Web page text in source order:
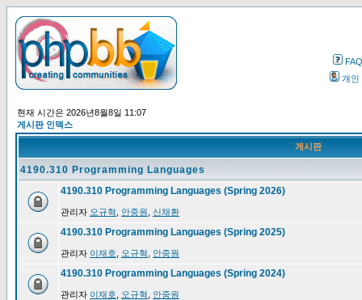
FAQ
개인
현재 시간은 2026년8월8일 11:07
게시판 인덱스
게시판
4190.310 Programming Languages
4190.310 Programming Languages (Spring 2026)
관리자 오규혁 안중원 신채환
4190.310 Programming Languages (Spring 2025)
관리자 이재호 오규혁 안중원
4190.310 Programming Languages (Spring 2024)
관리자 이재호 오규혁 안중원